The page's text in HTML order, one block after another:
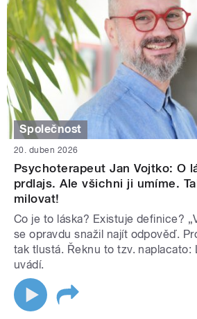
Společnost
20. duben 2026
Psychoterapeut Jan Vojtko: O
prdlajs. Ale všichni ji umíme.
milovat!
Co je to láska? Existuje definice?
se opravdu snažil najít odpověď.
tak tlustá. Řeknu to tzv. naplacato:
uvádí.